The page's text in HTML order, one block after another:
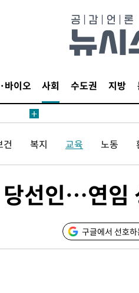
바이오 사회 수도권 지방
일 후
건 복지 교육 노동
선인…연임
구글에서 선호